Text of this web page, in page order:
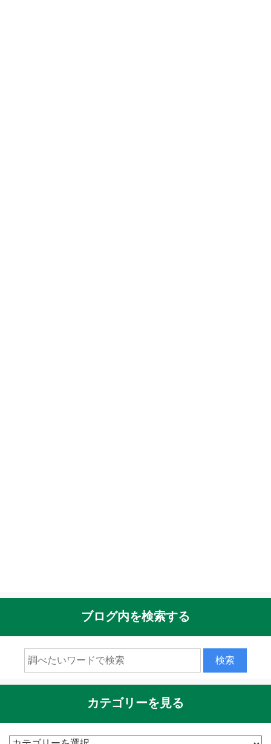
ブログ内を検索する
カテゴリーを見る